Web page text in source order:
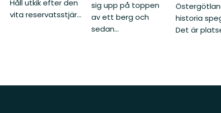
Håll utkik efter den
vita reservatsstjär...
sig upp på toppen
av ett berg och
sedan...
historia
Det är